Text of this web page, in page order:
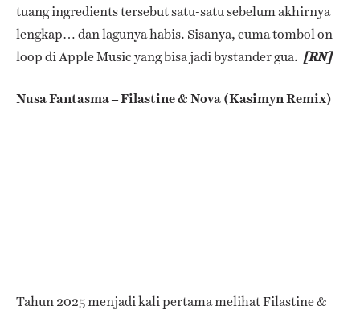
tuang ingredients tersebut satu-satu sebelum akhirnya
lengkap… dan lagunya habis. Sisanya, cuma tombol on-
loop di Apple Music yang bisa jadi bystander gua. [RN]
Nusa Fantasma – Filastine & Nova (Kasimyn Remix)
Tahun 2025 menjadi kali pertama melihat Filastine &